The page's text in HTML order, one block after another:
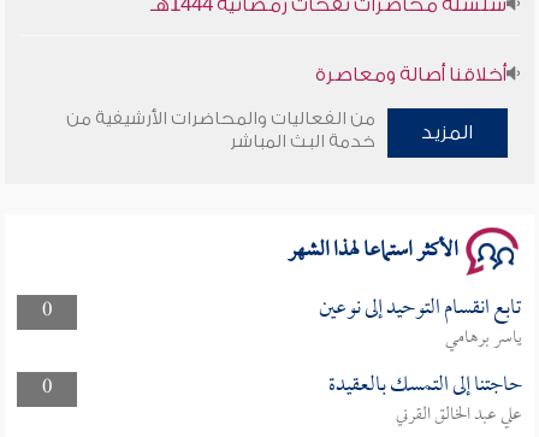
أخلاقنا أصالة ومعاصرة
وأمنهم من خوف 9
المزيد
من الفعاليات والمحاضرات الأرشيفية من
خدمة البث المباشر
الأكثر استماعا لهذا الشهر
0 تابع انقسام التوحيد إلى نوعين
ياسر برهامي
0
حاجتنا إلى التمسك بالعقيدة
علي عبد الخالق القرني